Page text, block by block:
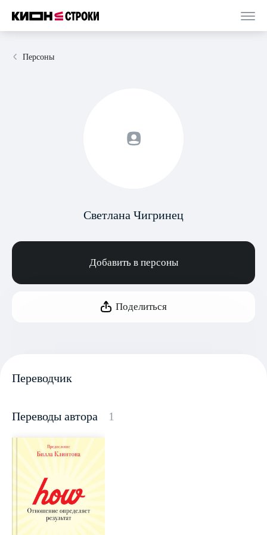
Персоны
Светлана Чигринец
Добавить в персоны
Поделиться
Переводчик
Переводы автора 1